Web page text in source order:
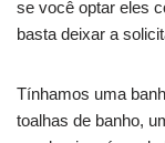
se você optar eles
basta deixar a
Tínhamos uma
toalhas de banho,